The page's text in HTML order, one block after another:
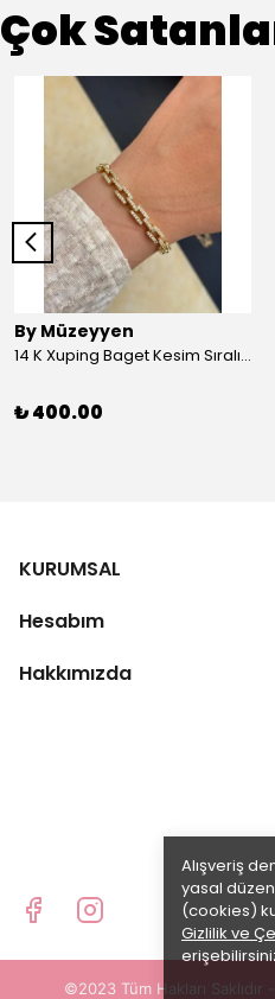
Alışveriş
yasal
(cookies)
Gizlilik ve
Çok
By Müzeyyen
14 K Xuping Baget Kesim Sıralı Bileklik
₺ 400.00
KURUMSAL
Hesabım
Hakkımızda
©2023 Tüm Hakları Saklıdır